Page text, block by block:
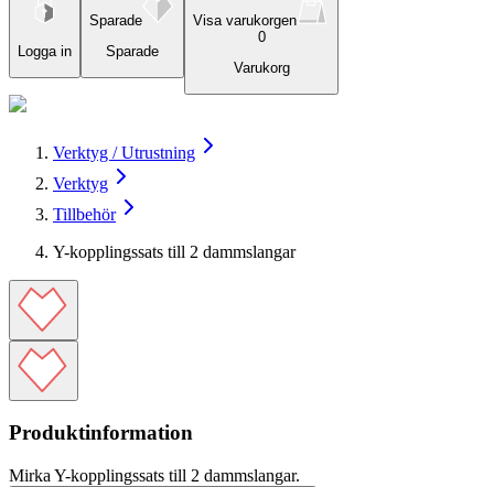
Logga in
Sparade
Sparade
Visa varukorgen
0
Varukorg
Verktyg / Utrustning
Verktyg
Tillbehör
Y-kopplingssats till 2 dammslangar
Produktinformation
Mirka Y-kopplingssats till 2 dammslangar.